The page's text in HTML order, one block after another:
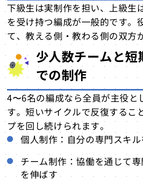
下級生は実制作を担い、上級生
を受け持つ編成が一般的です。
て、教える側・教わる側の双方
少人数チームと短
での制作
4〜6名の編成なら全員が主役と
す。短いサイクルで反復するこ
プを回し続けられます。
個人制作：自分の専門スキ
チーム制作：協働を通じて
を伸ばす